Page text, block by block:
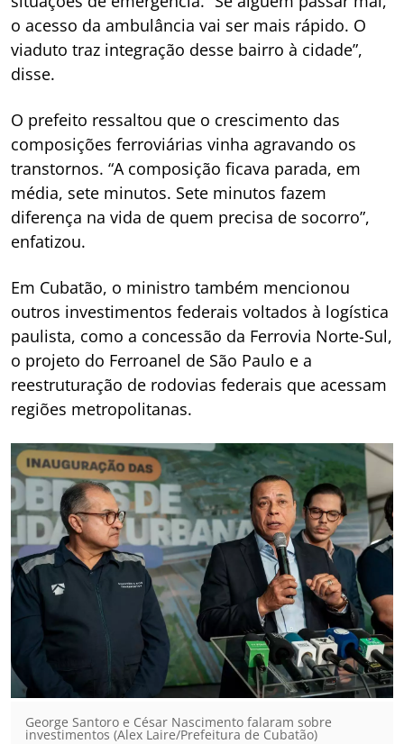
o acesso da ambulância vai ser mais rápido. O
viaduto traz integração desse bairro à cidade”,
disse.
O prefeito ressaltou que o crescimento das
composições ferroviárias vinha agravando os
transtornos. “A composição ficava parada, em
média, sete minutos. Sete minutos fazem
diferença na vida de quem precisa de socorro”,
enfatizou.
Em Cubatão, o ministro também mencionou
outros investimentos federais voltados à logística
paulista, como a concessão da Ferrovia Norte-Sul,
o projeto do Ferroanel de São Paulo e a
reestruturação de rodovias federais que acessam
regiões metropolitanas.
George Santoro e César Nascimento falaram sobre
investimentos (Alex Laire/Prefeitura de Cubatão)